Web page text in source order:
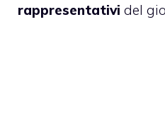
rappresentativi del